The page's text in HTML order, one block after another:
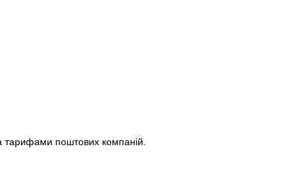
тарифами поштових компаній.